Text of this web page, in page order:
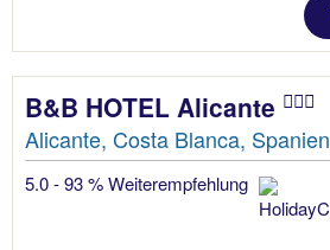
B&B HOTEL Alicante
Alicante, Costa Blanca, Spanien
5.0 - 93 % Weiterempfehlung